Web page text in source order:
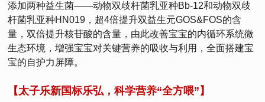
添加两种益生菌——动物双歧杆菌乳亚种Bb-12和动物双歧
杆菌乳亚种HN019，超4倍提升双益生元GOS&FOS的含
量，双倍提升核苷酸的含量，由此改善宝宝的内循环系统微
生态环境，增强宝宝对关键营养的吸收与利用，全面搭建宝
宝的自护力屏障。
【太子乐新国标乐弘，科学营养“全方喂”】